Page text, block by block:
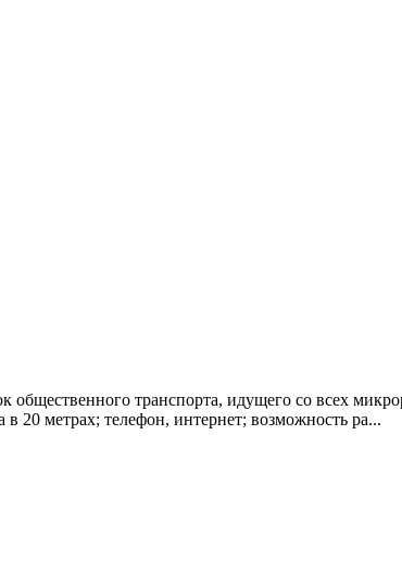
общественного транспорта, идущего со всех
20 метрах; телефон, интернет; возможность ра...